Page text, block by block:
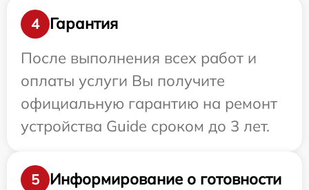
4
Гарантия
После выполнения всех работ и
оплаты услуги Вы получите
официальную гарантию на ремонт
устройства Guide сроком до 3 лет.
5
Информирование о готовности